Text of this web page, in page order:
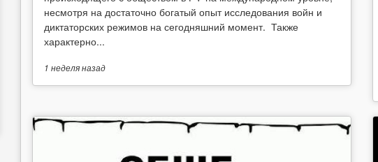
несмотря на достаточно богатый опыт исследования войн и
диктаторских режимов на сегодняшний момент. Также
характерно...
1 неделяназад